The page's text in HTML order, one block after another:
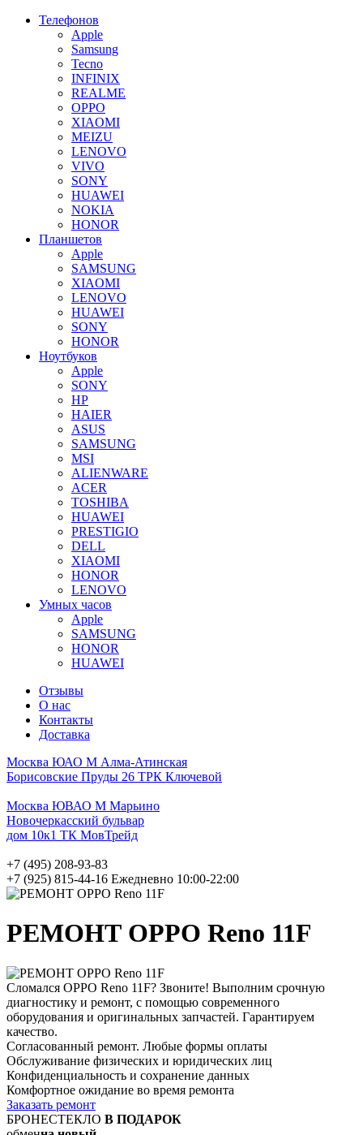
Телефонов
Apple
Samsung
Tecno
INFINIX
REALME
OPPO
XIAOMI
MEIZU
LENOVO
VIVO
SONY
HUAWEI
NOKIA
HONOR
Планшетов
Apple
SAMSUNG
XIAOMI
LENOVO
HUAWEI
SONY
HONOR
Ноутбуков
Apple
SONY
HP
HAIER
ASUS
SAMSUNG
MSI
ALIENWARE
ACER
TOSHIBA
HUAWEI
PRESTIGIO
DELL
XIAOMI
HONOR
LENOVO
Умных часов
Apple
SAMSUNG
HONOR
HUAWEI
Отзывы
О нас
Контакты
Доставка
Москва ЮАО М Алма-Атинская
Борисовские Пруды 26 ТРК Ключевой
Москва ЮВАО М Марьино
Новочеркасский бульвар
дом 10к1 ТК МовТрейд
+7 (495) 208-93-83
+7 (925) 815-44-16 Ежедневно 10:00-22:00
РЕМОНТ OPPO Reno 11F
Сломался OPPO Reno 11F? Звоните! Выполним срочную
диагностику и ремонт, с помощью современного
оборудования и оригинальных запчастей. Гарантируем
качество.
Согласованный ремонт. Любые формы оплаты
Обслуживание физических и юридических лиц
Конфиденциальность и сохранение данных
Комфортное ожидание во время ремонта
Заказать ремонт
БРОНЕСТЕКЛО В ПОДАРОК